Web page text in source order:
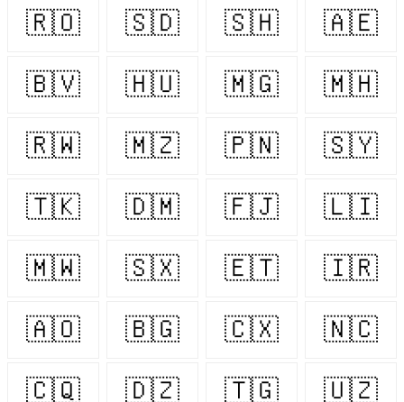
🇷🇴 🇸🇩 🇸🇭 🇦🇪
🇧🇻 🇭🇺 🇲🇬 🇲🇭
🇷🇼 🇲🇿 🇵🇳 🇸🇾
🇹🇰 🇩🇲 🇫🇯 🇱🇮
🇲🇼 🇸🇽 🇪🇹 🇮🇷
🇦🇴 🇧🇬 🇨🇽 🇳🇨
🇨🇶 🇩🇿 🇹🇬 🇺🇿